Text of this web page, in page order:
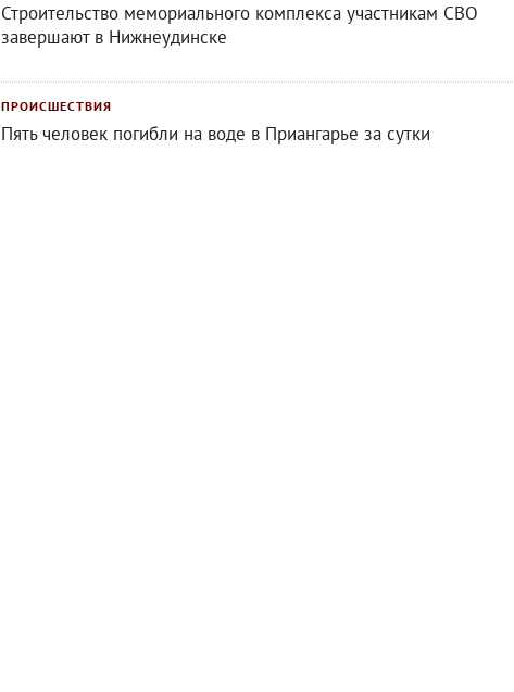
Строительство мемориального комплекса участникам СВО
завершают в Нижнеудинске
ПРОИСШЕСТВИЯ
Пять человек погибли на воде в Приангарье за сутки